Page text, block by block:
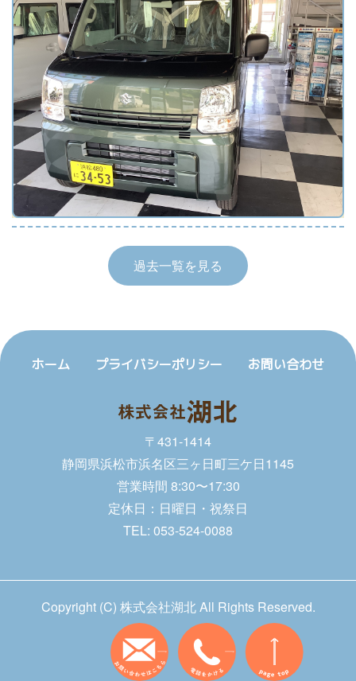
詳しくはこちら
過去一覧を見る
ホーム プライバシーポリシー お問い合わせ
〒431-1414
静岡県浜松市浜名区三ヶ日町三ケ日1145
営業時間 8:30〜17:30
定休日：日曜日・祝祭日
TEL: 053-524-0088
Copyright (C) 株式会社湖北 All Rights Reserved.